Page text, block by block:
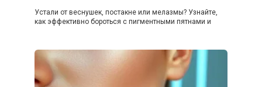
Устали от веснушек, постакне или мелазмы? Узнайте,
как эффективно бороться с пигментными пятнами и